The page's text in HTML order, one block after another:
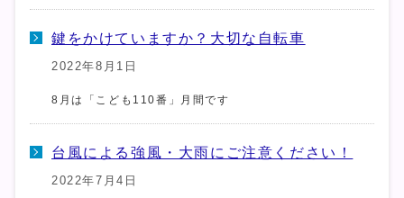
鍵をかけていますか？大切な自転車
2022年8月1日
8月は「こども110番」月間です
台風による強風・大雨にご注意ください！
2022年7月4日